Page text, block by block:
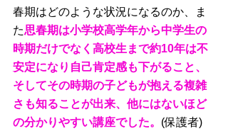
春期はどのような状況になるのか、ま
た思春期は小学校高学年から中学生の
時期だけでなく高校生まで約10年は不
安定になり自己肯定感も下がること、
そしてその時期の子どもが抱える複雑
さも知ることが出来、他にはないほど
の分かりやすい講座でした。 (保護者)